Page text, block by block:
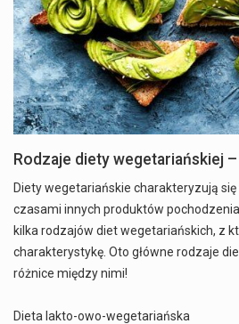
Rodzaje diety wegetariańskiej
Diety wegetariańskie charakteryzują
czasami innych produktów
kilka rodzajów diet wegetariańskich, z
charakterystykę. Oto główne rodzaje
różnice między nimi!
Dieta lakto-owo-wegetariańska